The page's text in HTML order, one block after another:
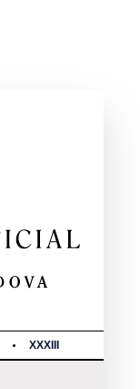
XXXIII